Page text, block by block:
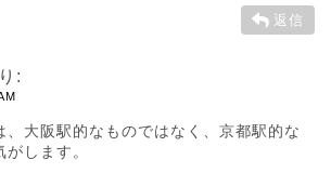
返信
:
、大阪駅的なものではなく、京都駅的な
します。